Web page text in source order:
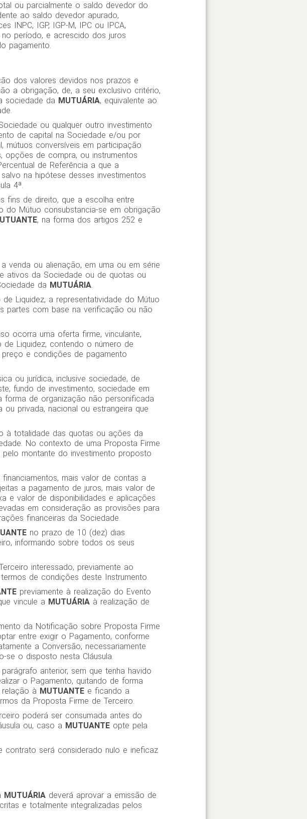
ou parcialmente o saldo devedor do
ao saldo devedor apurado,
INPC, IGP, IGP-M, IPC ou IPCA,
período, e acrescido dos juros
pagamento.
dos valores devidos nos prazos e
a obrigação, de, a seu exclusivo critério,
sociedade da MUTUÁRIA, equivalente ao
ou qualquer outro investimento
de capital na Sociedade e/ou por
mútuos conversíveis em participação
opções de compra, ou instrumentos
de Referência a que a
na hipótese desses investimentos
4ª.
fins de direito, que a escolha entre
do Mútuo consubstancia-se em obrigação
, na forma dos artigos 252 e
venda ou alienação, em uma ou em série
ativos da Sociedade ou de quotas ou
da MUTUÁRIA.
Liquidez, a representatividade do Mútuo
partes com base na verificação ou não
ocorra uma oferta firme, vinculante,
Liquidez, contendo o número de
e condições de pagamento
ou jurídica, inclusive sociedade, de
fundo de investimento, sociedade em
de organização não personificada
ou privada, nacional ou estrangeira que
à totalidade das quotas ou ações da
No contexto de uma Proposta Firme
montante do investimento proposto
mais valor de contas a
a pagamento de juros, mais valor de
e valor de disponibilidades e aplicações
em consideração as provisões para
financeiras da Sociedade.
no prazo de 10 (dez) dias
informando sobre todos os seus
interessado, previamente ao
de condições deste Instrumento.
previamente à realização do Evento
vincule a MUTUÁRIAà realização de
da Notificação sobre Proposta Firme
entre exigir o Pagamento, conforme
a Conversão, necessariamente
se o disposto nesta Cláusula.
anterior, sem que tenha havido
o Pagamento, quitando de forma
à MUTUANTEe ficando a
da Proposta Firme de Terceiro.
poderá ser consumada antes do
ou, caso a MUTUANTEopte pela
contrato será considerado nulo e ineficaz
MUTUÁRIAdeverá aprovar a emissão de
e totalmente integralizadas pelos